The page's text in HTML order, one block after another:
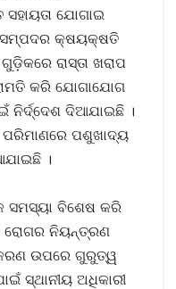
ଯୋଗାଇ
କ୍ଷୟକ୍ଷତି
ରାସ୍ତା ଖରାପ
କରି ଯୋଗାଯୋଗ
ନିର୍ଦ୍ଦେଶ ଦିଆଯାଇଛି ।
ପଶୁଖାଦ୍ୟ
।
ସମସ୍ୟା ବିଶେଷ କରି
ରୋଗର ନିୟନ୍ତ୍ରଣ
ଉପରେ ଗୁରୁତ୍ୱ
ସ୍ଥାନୀୟ ଅଧିକାରୀ